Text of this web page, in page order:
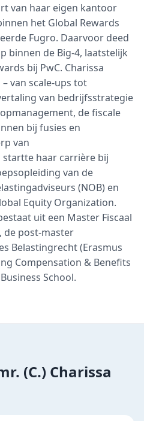
van haar eigen kantoor
het Global Rewards
Fugro. Daarvoor deed
binnen de Big-4, laatstelijk
bij PwC. Charissa
van scale-ups tot
van bedrijfsstrategie
de fiscale
bij fusies en
van
haar carrière bij
van de
(NOB) en
Equity Organization.
uit een Master Fiscaal
de post-master
Belastingrecht (Erasmus
Compensation & Benefits
School.
(C.) Charissa